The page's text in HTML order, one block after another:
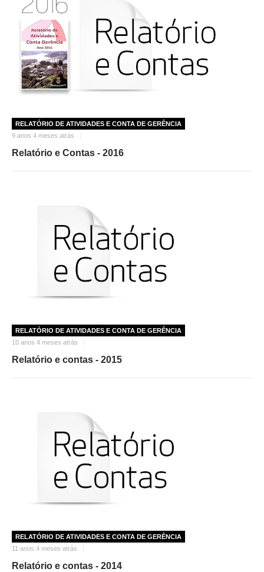
RELATÓRIO DE ATIVIDADES E CONTA DE GERÊNCIA
9 anos 4 meses atrás
Relatório e Contas - 2016
RELATÓRIO DE ATIVIDADES E CONTA DE GERÊNCIA
10 anos 4 meses atrás
Relatório e contas - 2015
RELATÓRIO DE ATIVIDADES E CONTA DE GERÊNCIA
11 anos 4 meses atrás
Relatório e contas - 2014